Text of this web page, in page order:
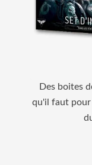
Des boites
qu'il faut pour